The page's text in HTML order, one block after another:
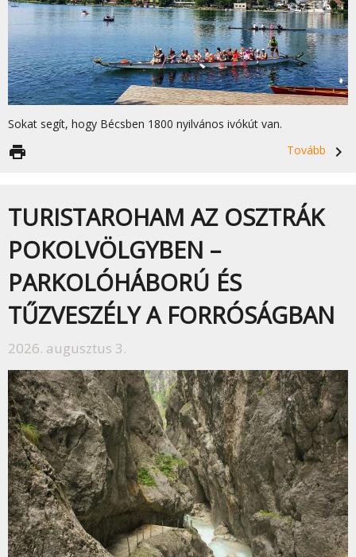
Sokat segít, hogy Bécsben 1800 nyilvános ivókút van.
Tovább
navigate_next
print
TURISTAROHAM AZ OSZTRÁK
POKOLVÖLGYBEN –
PARKOLÓHÁBORÚ ÉS
TŰZVESZÉLY A FORRÓSÁGBAN
2026. augusztus 3.